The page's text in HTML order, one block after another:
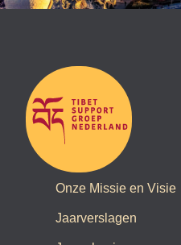
Onze Missie en Visie
Jaarverslagen